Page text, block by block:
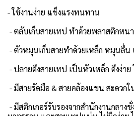
- ใช้งานง่าย แข็งแรงทนทาน
- ตลับเก็บสายเทป ทำด้วยพลาสติกหน
- ตัวหมุนเก็บสายทำด้วยเหล็ก หมุนลื่น
- ปลายดึงสายเทป เป็นหัวเหล็ก ดึงง่าย
- มีสายรัดมือ & สายคล้องแขน สะดวกใ
- มีสติกเกอร์รับรองจากสำนักงานกลาง